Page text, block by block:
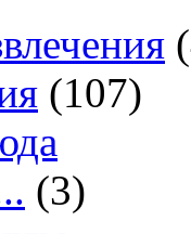
(107)
(3)